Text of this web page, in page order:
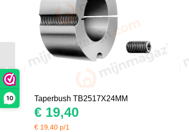
10 Taperbush TB2517X24MM
€ 19,40
€ 19,40 p/1
TB2517X25MM